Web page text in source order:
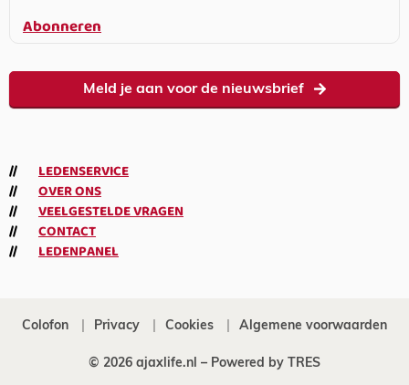
Abonneren
Meld je aan voor de nieuwsbrief
LEDENSERVICE
OVER ONS
VEELGESTELDE VRAGEN
CONTACT
LEDENPANEL
Colofon Privacy Cookies Algemene voorwaarden
© 2026 ajaxlife.nl – Powered by TRES